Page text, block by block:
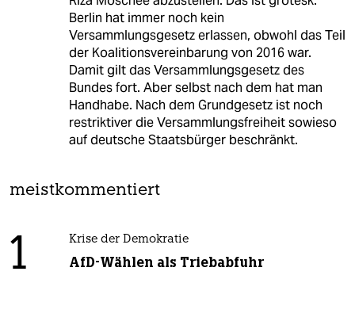
Berlin hat immer noch kein
Versammlungsgesetz erlassen, obwohl das Teil
der Koalitionsvereinbarung von 2016 war.
Damit gilt das Versammlungsgesetz des
Bundes fort. Aber selbst nach dem hat man
Handhabe. Nach dem Grundgesetz ist noch
restriktiver die Versammlungsfreiheit sowieso
auf deutsche Staatsbürger beschränkt.
meistkommentiert
1 Krise der Demokratie
AfD-Wählen als Triebabfuhr